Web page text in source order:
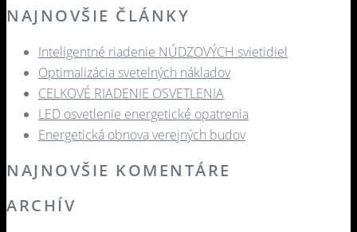
NAJNOVŠIE ČLÁNKY
Inteligentné riadenie NÚDZOVÝCH svietidiel
Optimalizácia svetelných nákladov
CELKOVÉ RIADENIE OSVETLENIA
LED osvetlenie energetické opatrenia
Energetická obnova verejných budov
NAJNOVŠIE KOMENTÁRE
ARCHÍV